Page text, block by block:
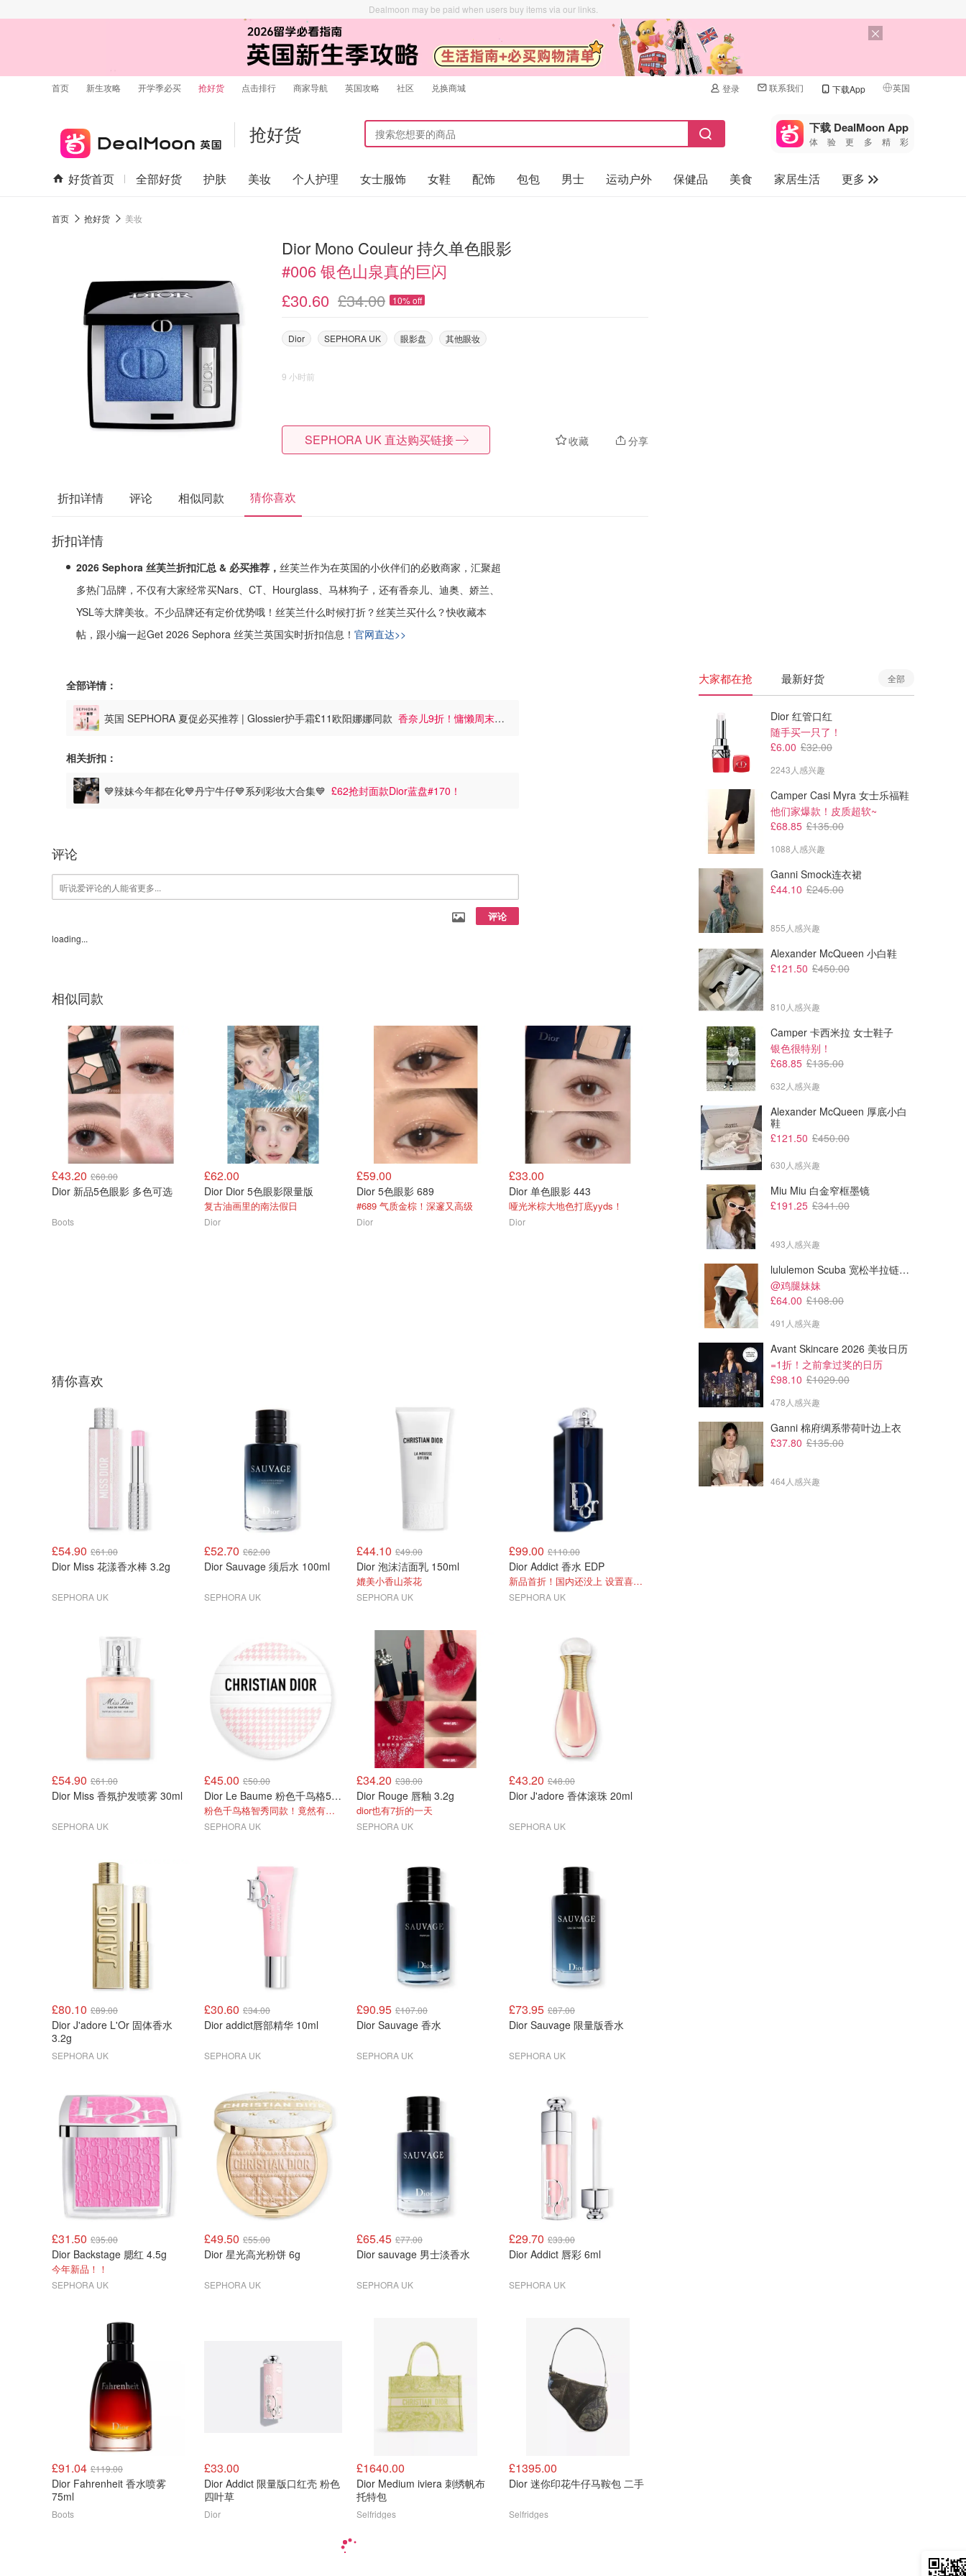
Dealmoon may be paid when users buy items via our links.
首页 新生攻略 开学季必买 抢好货 点击排行 商家导航 英国攻略 社区 兑换商城 登录 联系我们 下载App 英国
🇺🇸
🇨🇳 中国
🇨🇦加拿大
抢好货 下载 DealMoon App
体验更多精彩
好货首页 全部好货 护肤 美妆 个人护理 女士服饰 女鞋 配饰 包包 男士 运动户外 保健品 美食 家居生活
更多
首页 抢好货 美妆
Dior Mono Couleur 持久单色眼影
#006 银色山泉真的巨闪
£30.60 £34.00 10% off
Dior SEPHORA UK 眼影盘 其他眼妆
9 小时前
收藏 分享
SEPHORA UK 直达购买链接
折扣详情 评论 相似同款 猜你喜欢
折扣详情
2026 Sephora 丝芙兰折扣汇总 & 必买推荐， 丝芙兰作为在英国的小伙伴们的必败商家，汇聚超
多热门品牌，不仅有大家经常买Nars、CT、Hourglass、马林狗子，还有香奈儿、迪奥、娇兰、
YSL等大牌美妆。不少品牌还有定价优势哦！丝芙兰什么时候打折？丝芙兰买什么？快收藏本
帖，跟小编一起Get 2026 Sephora 丝芙兰英国实时折扣信息！ 官网直达>>
全部详情：
英国 SEPHORA 夏促必买推荐 | Glossier护手霜£11欧阳娜娜同款 香奈儿9折！慵懒周末
相关折扣：
💙辣妹今年都在化💙丹宁牛仔💙系列彩妆大合集💙 £62抢封面款Dior蓝盘#170！
评论
评论
loading...
相似同款
£43.20 £60.00
Dior 新品5色眼影 多色可选
Boots
£62.00
Dior Dior 5色眼影限量版
复古油画里的南法假日
Dior
£59.00
Dior 5色眼影 689
#689 气质金棕！深邃又高级
Dior
£33.00
Dior 单色眼影 443
哑光米棕大地色打底yyds！
Dior
Dior 单色眼影 763
哑光粉棕~巨温柔又消肿！
£33.00
Dior 单色眼影 658
香槟奶茶灰咖~
猜你喜欢
£54.90 £61.00
Dior Miss 花漾香水棒 3.2g
SEPHORA UK
£52.70 £62.00
Dior Sauvage 须后水 100ml
SEPHORA UK
£44.10 £49.00
Dior 泡沫洁面乳 150ml
媲美小香山茶花
SEPHORA UK
£99.00 £110.00
Dior Addict 香水 EDP
新品首折！国内还没上 设置喜爱额外9折
SEPHORA UK
£54.90 £61.00
Dior Miss 香氛护发喷雾 30ml
SEPHORA UK
£45.00 £50.00
Dior Le Baume 粉色千鸟格50ml
粉色千鸟格智秀同款！竟然有折！
SEPHORA UK
£34.20 £38.00
Dior Rouge 唇釉 3.2g
dior也有7折的一天
SEPHORA UK
£43.20 £48.00
Dior J'adore 香体滚珠 20ml
SEPHORA UK
£80.10 £89.00
Dior J'adore L'Or 固体香水
3.2g
SEPHORA UK
£30.60 £34.00
Dior addict唇部精华 10ml
SEPHORA UK
£90.95 £107.00
Dior Sauvage 香水
SEPHORA UK
£73.95 £87.00
Dior Sauvage 限量版香水
SEPHORA UK
£31.50 £35.00
Dior Backstage 腮红 4.5g
今年新品！！
SEPHORA UK
£49.50 £55.00
Dior 星光高光粉饼 6g
SEPHORA UK
£65.45 £77.00
Dior sauvage 男士淡香水
SEPHORA UK
£29.70 £33.00
Dior Addict 唇彩 6ml
SEPHORA UK
£91.04 £119.00
Dior Fahrenheit 香水喷雾
75ml
Boots
£33.00
Dior Addict 限量版口红壳 粉色
四叶草
Dior
£1640.00
Dior Medium iviera 刺绣帆布
托特包
Selfridges
£1395.00
Dior 迷你印花牛仔马鞍包 二手
Selfridges
大家都在抢 最新好货 全部
Dior 红管口红
随手买一只了！
£6.00 £32.00
2243人感兴趣
Camper Casi Myra 女士乐福鞋
他们家爆款！皮质超软~
£68.85 £135.00
1088人感兴趣
Ganni Smock连衣裙
£44.10 £245.00
855人感兴趣
Alexander McQueen 小白鞋
£121.50 £450.00
810人感兴趣
Camper 卡西米拉 女士鞋子
银色很特别！
£68.85 £135.00
632人感兴趣
Alexander McQueen 厚底小白
鞋
£121.50 £450.00
630人感兴趣
Miu Miu 白金窄框墨镜
£191.25 £341.00
493人感兴趣
lululemon Scuba 宽松半拉链卫衣
@鸡腿妹妹
£64.00 £108.00
491人感兴趣
Avant Skincare 2026 美妆日历
=1折！之前拿过奖的日历
£98.10 £1029.00
478人感兴趣
Ganni 棉府绸系带荷叶边上衣
£37.80 £135.00
464人感兴趣